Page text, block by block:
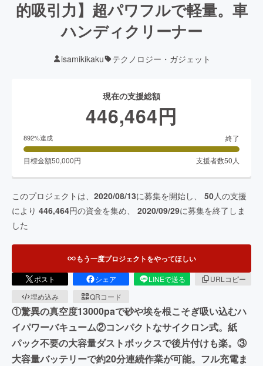
的吸引力】超パワフルで軽量。車
ハンディクリーナー
isamikikaku テクノロジー・ガジェット
現在の支援総額
446,464円
892%達成 終了
目標金額50,000円 支援者数50 人
このプロジェクトは、 2020/08/13に募集を開始し、 50人の支援
により 446,464円の資金を集め、 2020/09/29に募集を終了しま
した
もう一度プロジェクトをやってほしい
ポスト シェア LINEで送る
URLコピー
埋め込み
QRコード
①驚異の真空度13000paで砂や埃を根こそぎ吸い込むハ
イパワーバキューム②コンパクトなサイクロン式。紙
パック不要の大容量ダストボックスで後片付けも楽。③
大容量バッテリーで約20分連続作業が可能。フル充電ま